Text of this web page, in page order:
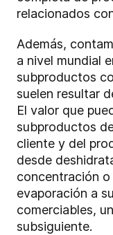
relacionados
Además,
a nivel mundial
subproductos
suelen resultar
El valor que
subproductos
cliente y del
desde
concentración
evaporación a
comerciables,
subsiguiente.